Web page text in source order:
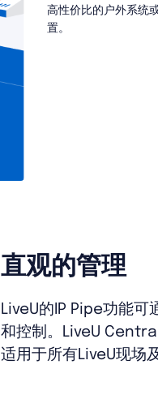
高性价比的户外系统
置。
直观的管理
LiveU的IP Pipe功能可
和控制。LiveU
适用于所有LiveU现场